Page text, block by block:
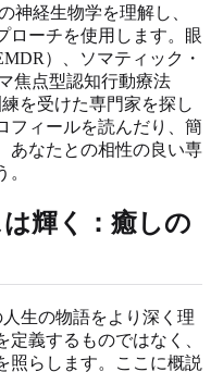
神経生物学を理解し、
ローチを使用します。眼
）、ソマティック・
焦点型認知行動療法
を受けた専門家を探し
フィールを読んだり、簡
あなたとの相性の良い専
輝く：癒しの
生の物語をより深く理
義するものではなく、
照らします。ここに概説